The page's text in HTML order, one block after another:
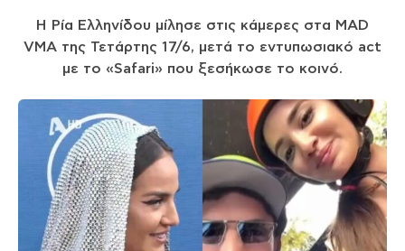
Η Ρία Ελληνίδου μίλησε στις κάμερες στα MAD
VMA της Τετάρτης 17/6, μετά το εντυπωσιακό act
με το «Safari» που ξεσήκωσε το κοινό.